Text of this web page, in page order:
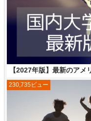
【2027年版】最新のア
230,735ビュー